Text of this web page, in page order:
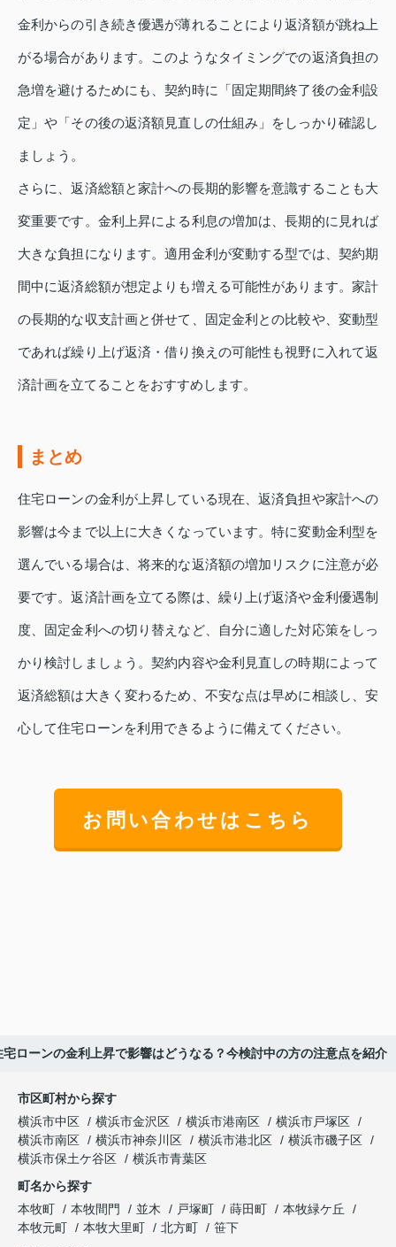
金利からの引き続き優遇が薄れることにより返済額が跳ね上
がる場合があります。このようなタイミングでの返済負担の
急増を避けるためにも、契約時に「固定期間終了後の金利設
定」や「その後の返済額見直しの仕組み」をしっかり確認し
ましょう。
さらに、返済総額と家計への長期的影響を意識することも大
変重要です。金利上昇による利息の増加は、長期的に見れば
大きな負担になります。適用金利が変動する型では、契約期
間中に返済総額が想定よりも増える可能性があります。家計
の長期的な収支計画と併せて、固定金利との比較や、変動型
であれば繰り上げ返済・借り換えの可能性も視野に入れて返
済計画を立てることをおすすめします。
まとめ
住宅ローンの金利が上昇している現在、返済負担や家計への
影響は今まで以上に大きくなっています。特に変動金利型を
選んでいる場合は、将来的な返済額の増加リスクに注意が必
要です。返済計画を立てる際は、繰り上げ返済や金利優遇制
度、固定金利への切り替えなど、自分に適した対応策をしっ
かり検討しましょう。契約内容や金利見直しの時期によって
返済総額は大きく変わるため、不安な点は早めに相談し、安
心して住宅ローンを利用できるように備えてください。
お問い合わせはこちら
宅ローンの金利上昇で影響はどうなる？今検討中の方の注意点を紹介
市区町村から探す
横浜市中区
横浜市金沢区 横浜市港南区
横浜市戸塚区
横浜市南区
横浜市神奈川区 横浜市港北区
横浜市磯子区
横浜市保土ケ谷区
横浜市青葉区
町名から探す
本牧町
本牧間門 並木 戸塚町 蒔田町
本牧緑ケ丘
本牧元町
本牧大里町 北方町
笹下